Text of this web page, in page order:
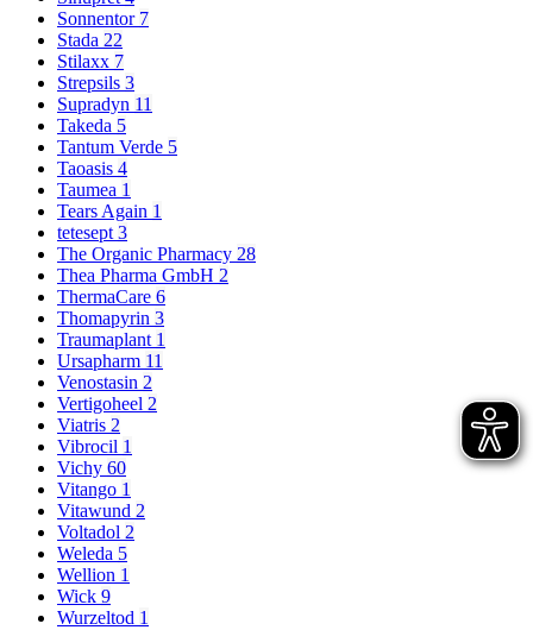
Sonnentor 7
Stada 22
Stilaxx 7
Strepsils 3
Supradyn 11
Takeda 5
Tantum Verde 5
Taoasis 4
Taumea 1
Tears Again 1
tetesept 3
The Organic Pharmacy 28
Thea Pharma GmbH 2
ThermaCare 6
Thomapyrin 3
Traumaplant 1
Ursapharm 11
Venostasin 2
Vertigoheel 2
Viatris 2
Vibrocil 1
Vichy 60
Vitango 1
Vitawund 2
Voltadol 2
Weleda 5
Wellion 1
Wick 9
Wurzeltod 1